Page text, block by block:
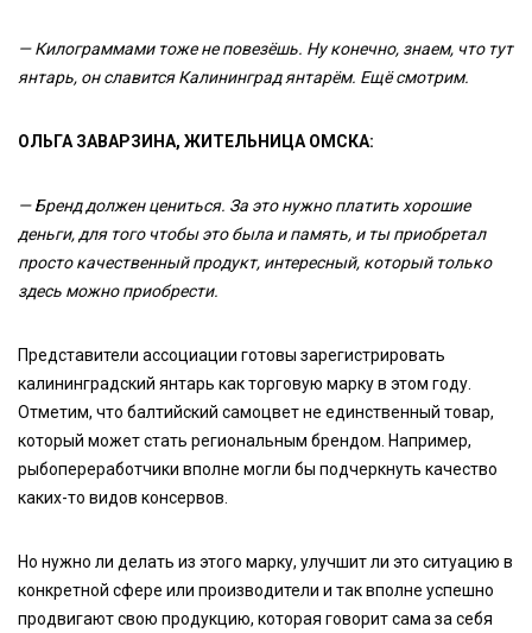
— Килограммами тоже не повезёшь. Ну конечно, знаем, что тут
янтарь, он славится Калининград янтарём. Ещё смотрим.
ОЛЬГА ЗАВАРЗИНА, ЖИТЕЛЬНИЦА ОМСКА:
— Бренд должен цениться. За это нужно платить хорошие
деньги, для того чтобы это была и память, и ты приобретал
просто качественный продукт, интересный, который только
здесь можно приобрести.
Представители ассоциации готовы зарегистрировать
калининградский янтарь как торговую марку в этом году.
Отметим, что балтийский самоцвет не единственный товар,
который может стать региональным брендом. Например,
рыбопереработчики вполне могли бы подчеркнуть качество
каких-то видов консервов.
Но нужно ли делать из этого марку, улучшит ли это ситуацию в
конкретной сфере или производители и так вполне успешно
продвигают свою продукцию, которая говорит сама за себя